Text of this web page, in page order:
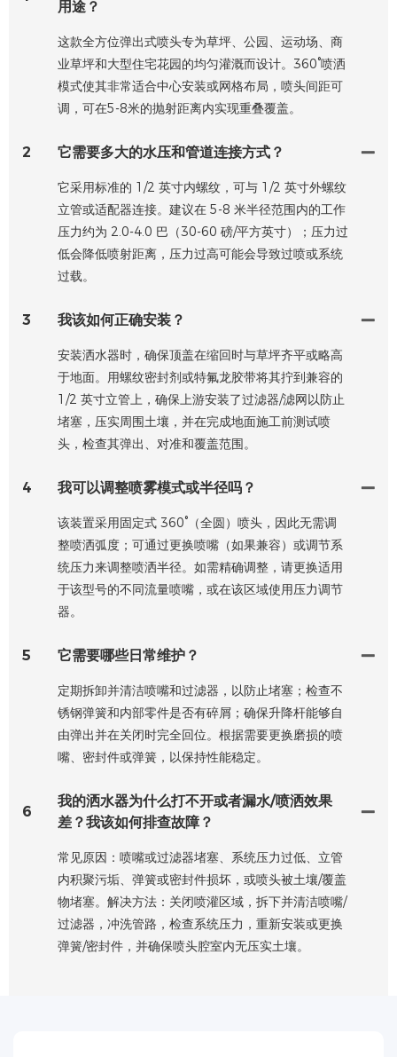
用途？
这款全方位弹出式喷头专为草坪、公园、运动场、商
业草坪和大型住宅花园的均匀灌溉而设计。360°喷洒
模式使其非常适合中心安装或网格布局，喷头间距可
调，可在5-8米的抛射距离内实现重叠覆盖。
2 它需要多大的水压和管道连接方式？
它采用标准的 1/2 英寸内螺纹，可与 1/2 英寸外螺纹
立管或适配器连接。建议在 5-8 米半径范围内的工作
压力约为 2.0-4.0 巴（30-60 磅/平方英寸）；压力过
低会降低喷射距离，压力过高可能会导致过喷或系统
过载。
3 我该如何正确安装？
安装洒水器时，确保顶盖在缩回时与草坪齐平或略高
于地面。用螺纹密封剂或特氟龙胶带将其拧到兼容的
1/2 英寸立管上，确保上游安装了过滤器/滤网以防止
堵塞，压实周围土壤，并在完成地面施工前测试喷
头，检查其弹出、对准和覆盖范围。
4 我可以调整喷雾模式或半径吗？
该装置采用固定式 360°（全圆）喷头，因此无需调
整喷洒弧度；可通过更换喷嘴（如果兼容）或调节系
统压力来调整喷洒半径。如需精确调整，请更换适用
于该型号的不同流量喷嘴，或在该区域使用压力调节
器。
5 它需要哪些日常维护？
定期拆卸并清洁喷嘴和过滤器，以防止堵塞；检查不
锈钢弹簧和内部零件是否有碎屑；确保升降杆能够自
由弹出并在关闭时完全回位。根据需要更换磨损的喷
嘴、密封件或弹簧，以保持性能稳定。
6
我的洒水器为什么打不开或者漏水/喷洒效果
差？我该如何排查故障？
常见原因：喷嘴或过滤器堵塞、系统压力过低、立管
内积聚污垢、弹簧或密封件损坏，或喷头被土壤/覆盖
物堵塞。解决方法：关闭喷灌区域，拆下并清洁喷嘴/
过滤器，冲洗管路，检查系统压力，重新安装或更换
弹簧/密封件，并确保喷头腔室内无压实土壤。